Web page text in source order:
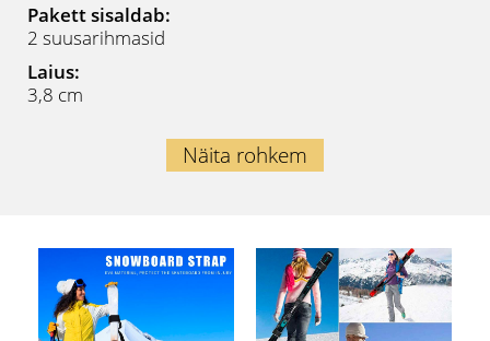
Pakett sisaldab:
2 suusarihmasid
Laius:
3,8 cm
Näita rohkem